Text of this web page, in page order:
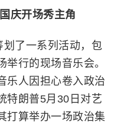
庆开场秀主角
了一系列活动，包
行的现场音乐会。
乐人因担心卷入政治
特朗普5月30日对艺
打算举办一场政治集